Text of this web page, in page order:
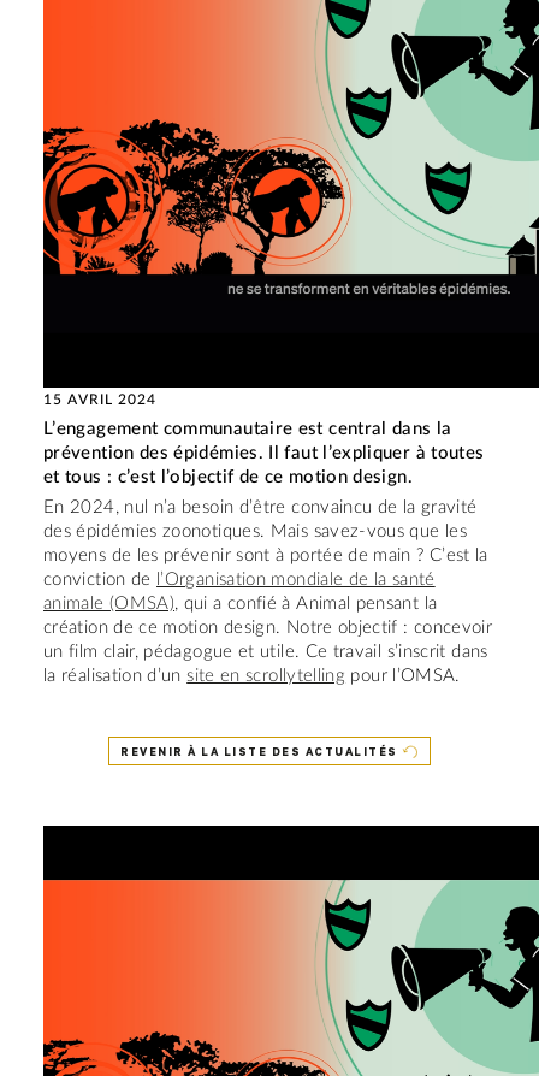
15 AVRIL 2024
L’engagement communautaire est central dans la
prévention des épidémies. Il faut l’expliquer à toutes
et tous : c’est l’objectif de ce motion design.
En 2024, nul n’a besoin d’être convaincu de la gravité
des épidémies zoonotiques. Mais savez-vous que les
moyens de les prévenir sont à portée de main ? C’est la
conviction de
l’Organisation mondiale de la santé
animale (OMSA), qui a confié à Animal pensant la
création de ce motion design. Notre objectif : concevoir
un film clair, pédagogue et utile. Ce travail s’inscrit dans
la réalisation d’un site en scrollytelling pour l’OMSA.
REVENIR À LA LISTE DES ACTUALITÉS